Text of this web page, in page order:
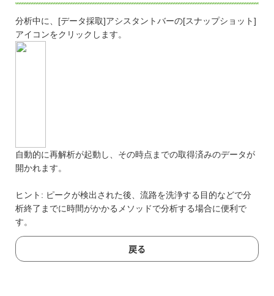
分析中に、[データ採取]アシスタントバーの[スナップショット]
アイコンをクリックします。
自動的に再解析が起動し、その時点までの取得済みのデータが
開かれます。
ヒント: ピークが検出された後、流路を洗浄する目的などで分
析終了までに時間がかかるメソッドで分析する場合に便利で
す。
戻る